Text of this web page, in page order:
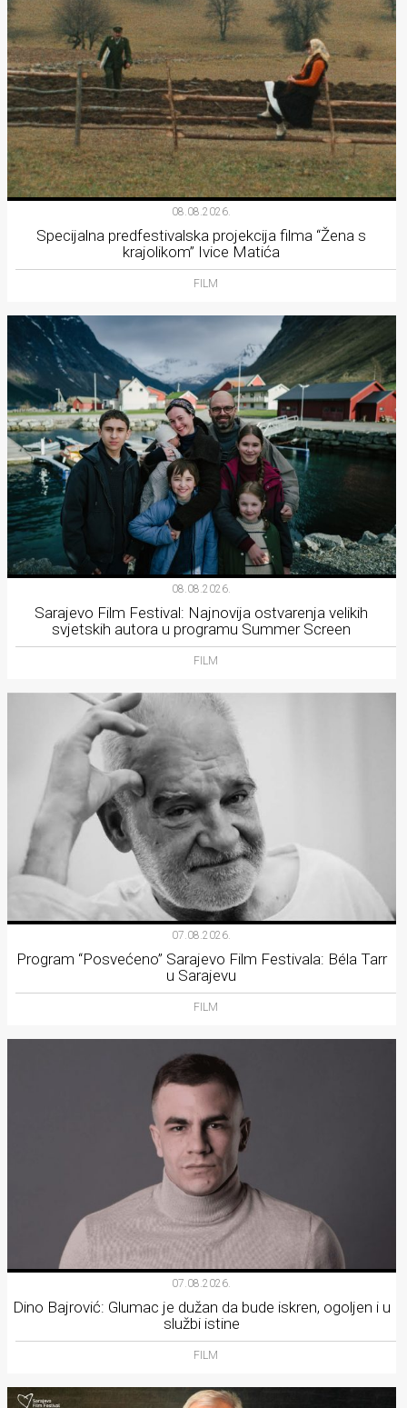
08.08.2026.
Specijalna predfestivalska projekcija filma “Žena s
krajolikom” Ivice Matića
FILM
08.08.2026.
Sarajevo Film Festival: Najnovija ostvarenja velikih
svjetskih autora u programu Summer Screen
FILM
07.08.2026.
Program “Posvećeno” Sarajevo Film Festivala: Béla Tarr
u Sarajevu
FILM
07.08.2026.
Dino Bajrović: Glumac je dužan da bude iskren, ogoljen i u
službi istine
FILM